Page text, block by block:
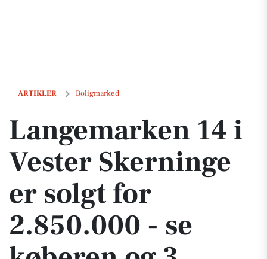
ARTIKLER Boligmarked
Langemarken 14 i Vester Skerninge er solgt for 2.850.000 - se
Langemarken 14 i
Vester Skerninge
er solgt for
2.850.000 - se